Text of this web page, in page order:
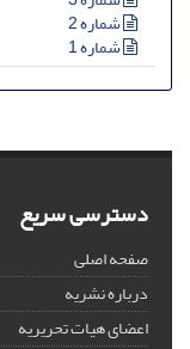
شماره 2
شماره 1
دسترسی سریع
صفحه اصلی
درباره نشریه
اعضای هیات تحریریه